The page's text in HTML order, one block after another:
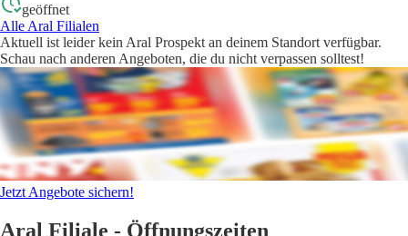
geöffnet
Alle Aral Filialen
Aktuell ist leider kein Aral Prospekt an deinem Standort verfügbar.
Schau nach anderen Angeboten, die du nicht verpassen solltest!
Jetzt Angebote sichern!
Aral Filiale - Öffnungszeiten